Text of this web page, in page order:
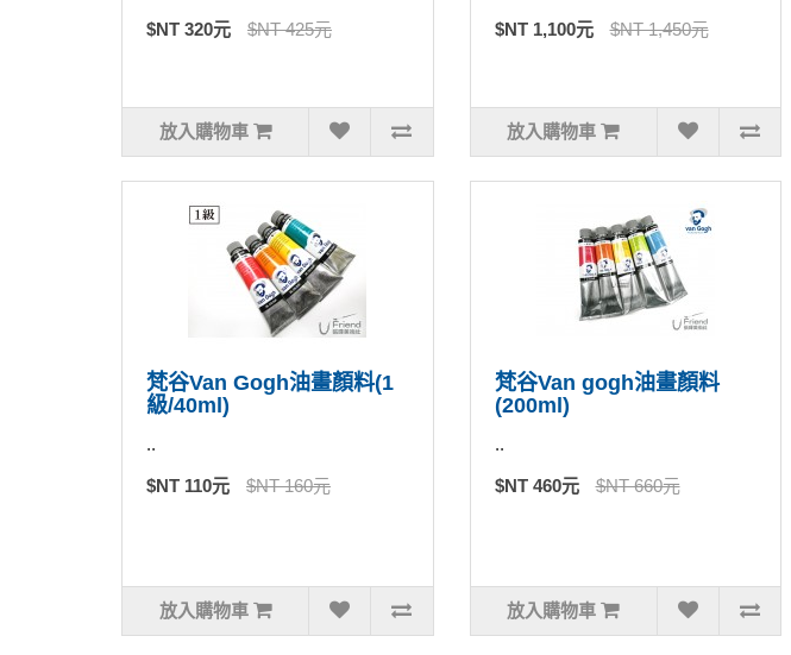
$NT 320元 $NT 425元
放入購物車
$NT 1,100元 $NT 1,450元
放入購物車
梵谷Van Gogh油畫顏料(1
級/40ml)
..
$NT 110元 $NT 160元
放入購物車
梵谷Van gogh油畫顏料
(200ml)
..
$NT 460元 $NT 660元
放入購物車